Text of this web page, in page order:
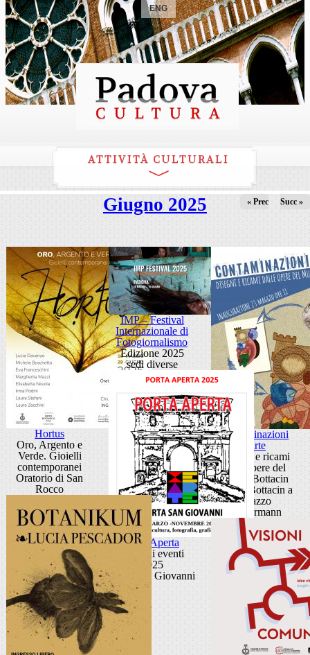
ENG
ATTIVITÀ CULTURALI
Giugno 2025 « Prec Succ »
Hortus
Oro, Argento e
Verde. Gioielli
contemporanei
Oratorio di San
Rocco
IMP – Festival
Internazionale di
Fotogiornalismo
Edizione 2025
sedi diverse
Contaminazioni
d'arte
Disegni e ricami
dalle opere del
Museo Bottacin
Museo Bottacin a
Palazzo
Zuckermann
Porta Aperta
Ciclo di eventi
2025
Porta San Giovanni